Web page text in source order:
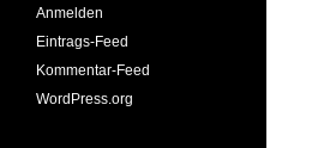
Anmelden
Eintrags-Feed
Kommentar-Feed
WordPress.org